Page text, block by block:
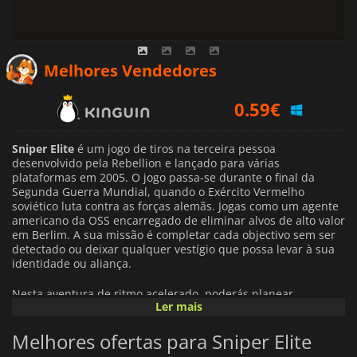
Melhores Vendedores
0.73€
1.00
Sniper Elite é um jogo de tiros na terceira pessoa
desenvolvido pela Rebellion e lançado para várias
plataformas em 2005. O jogo passa-se durante o final da
Segunda Guerra Mundial, quando o Exército Vermelho
soviético luta contra as forças alemãs. Jogas como um agente
americano da OSS encarregado de eliminar alvos de alto valor
em Berlim. A sua missão é completar cada objectivo sem ser
detectado ou deixar qualquer vestígio que possa levar à sua
identidade ou aliança.
Nesta aventura de ritmo acelerado, poderás planear
estrategicamente as missões utilizando equipamento como
avaliar cuidadosamente cada local antes de agir, para
garantir o sucesso - tudo isto enquanto evitas os guardas
Ler mais
Melhores ofertas para Sniper Elite